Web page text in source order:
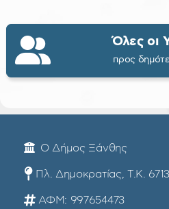
Όλες οι
προς
Ο Δήμος Ξάνθης
Πλ. Δημοκρατίας, Τ.Κ.
ΑΦΜ: 997654473